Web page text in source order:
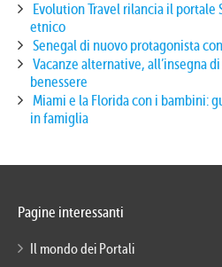
Evolution Travel rilancia il portale
etnico
Senegal di nuovo protagonista
Vacanze alternative, all’insegna
benessere
Miami e la Florida con i bambini:
in famiglia
Pagine interessanti
Il mondo dei Portali